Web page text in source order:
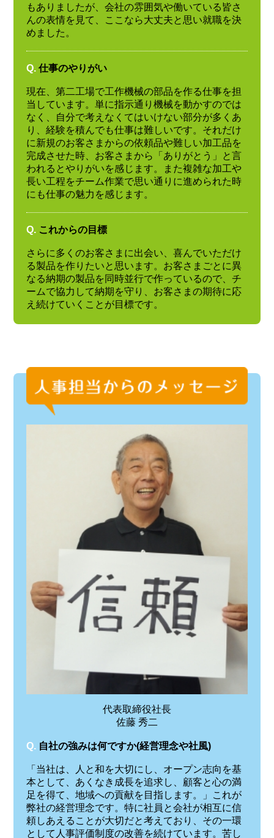
もありましたが、会社の雰囲気や働いている皆さ
んの表情を見て、ここなら大丈夫と思い就職を決
めました。
Q. 仕事のやりがい
現在、第二工場で工作機械の部品を作る仕事を担
当しています。単に指示通り機械を動かすのでは
なく、自分で考えなくてはいけない部分が多くあ
り、経験を積んでも仕事は難しいです。それだけ
に新規のお客さまからの依頼品や難しい加工品を
完成させた時、お客さまから「ありがとう」と言
われるとやりがいを感じます。また複雑な加工や
長い工程をチーム作業で思い通りに進められた時
にも仕事の魅力を感じます。
Q. これからの目標
さらに多くのお客さまに出会い、喜んでいただけ
る製品を作りたいと思います。お客さまごとに異
なる納期の製品を同時並行で作っているので、チ
ームで協力して納期を守り、お客さまの期待に応
え続けていくことが目標です。
代表取締役社長
佐藤 秀二
Q. 自社の強みは何ですか(経営理念や社風)
「当社は、人と和を大切にし、オープン志向を基
本として、あくなき成長を追求し、顧客と心の満
足を得て、地域への貢献を目指します。」これが
弊社の経営理念です。特に社員と会社が相互に信
頼しあえることが大切だと考えており、その一環
として人事評価制度の改善を続けています。苦し